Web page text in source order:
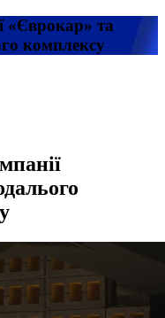
«Єврокар» та
комплексу